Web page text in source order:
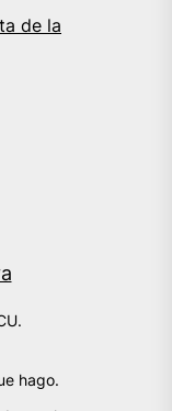
de la
hago.